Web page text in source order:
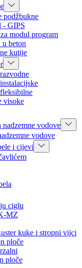
podžbukne
- GIPS
modul program
u beton
kutije
visoke
vodove
vodove
i cijevi
ciglu
MZ
kuke i stropni vijci
ploče
ploče